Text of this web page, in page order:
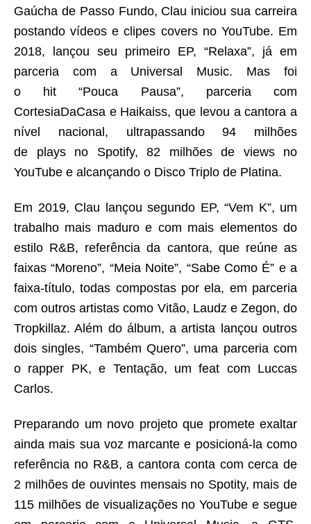
Gaúcha de Passo Fundo, Clau iniciou sua carreira
postando vídeos e clipes coversno YouTube. Em
2018, lançou seu primeiro EP, “Relaxa”, já em
parceria com a Universal Music. Mas foi
o hit “Pouca Pausa”, parceria com
CortesiaDaCasa e Haikaiss, que levou a cantora a
nível nacional, ultrapassando 94 milhões
de playsno Spotify, 82 milhões de viewsno
YouTube e alcançando o Disco Triplo de Platina.
Em 2019, Clau lançou segundo EP, “Vem K”, um
trabalho mais maduro e com mais elementos do
estilo R&B, referência da cantora, que reúne as
faixas “Moreno”, “Meia Noite”, “Sabe Como É” e a
faixa-título, todas compostas por ela, em parceria
com outros artistas como Vitão, Laudz e Zegon, do
Tropkillaz. Além do álbum, a artista lançou outros
doissingles, “Também Quero”, uma parceria com
o rapper PK, e Tentação, umfeat com Luccas
Carlos.
Preparando um novo projeto que promete exaltar
ainda mais sua voz marcante e posicioná-la como
referência no R&B, a cantora conta com cerca de
2 milhões de ouvintes mensais no Spotity, mais de
115 milhões de visualizações no YouTube e segue